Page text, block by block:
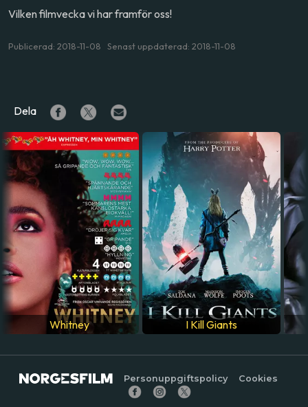
Vilken filmvecka vi har framför oss!
Publicerad: 2018-11-08 Senast uppdaterad: 2018-11-08
Dela
Whitney I Kill Giants
Personuppgiftspolicy Cookies